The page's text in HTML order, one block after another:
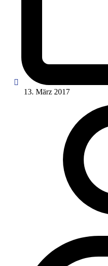
13. März 2017